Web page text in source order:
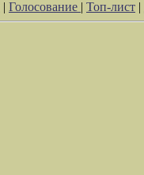
| Голосование | Топ-лист |